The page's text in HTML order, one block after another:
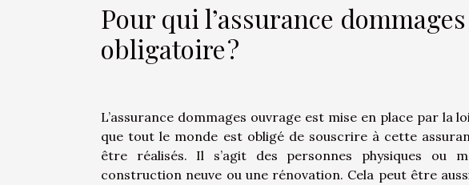
Pour qui l’assurance
obligatoire ?
L’assurance dommages ouvrage est mise en place par la
que tout le monde est obligé de souscrire à cette
être réalisés. Il s’agit des personnes physiques ou
construction neuve ou une rénovation. Cela peut être